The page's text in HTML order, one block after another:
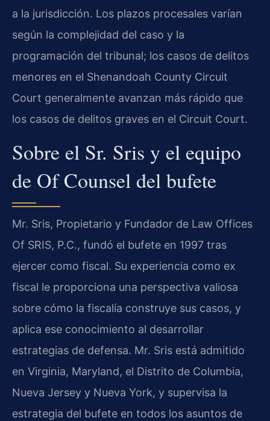
a la jurisdicción. Los plazos procesales varían
según la complejidad del caso y la
programación del tribunal; los casos de delitos
menores en el Shenandoah County Circuit
Court generalmente avanzan más rápido que
los casos de delitos graves en el Circuit Court.
Sobre el Sr. Sris y el equipo
de Of Counsel del bufete
Mr. Sris, Propietario y Fundador de Law Offices
Of SRIS, P.C., fundó el bufete en 1997 tras
ejercer como fiscal. Su experiencia como ex
fiscal le proporciona una perspectiva valiosa
sobre cómo la fiscalía construye sus casos, y
aplica ese conocimiento al desarrollar
estrategias de defensa. Mr. Sris está admitido
en Virginia, Maryland, el Distrito de Columbia,
Nueva Jersey y Nueva York, y supervisa la
estrategia del bufete en todos los asuntos de